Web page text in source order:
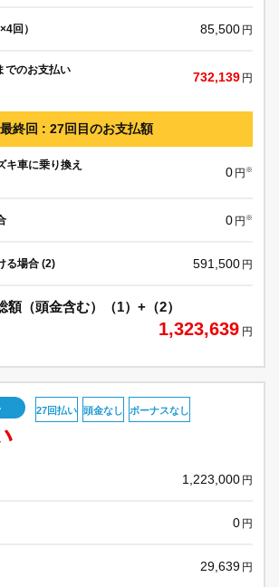
回） 85,500 円
でのお支払い
732,139 円
最終回 : 27回目のお支払額
キ車に乗り換え
0 円 ※
0 円 ※
る場合 (2) 591,500 円
額（頭金含む）（1）+（2）
1,323,639 円
27回払い 頭金なし ボーナスなし
1,223,000 円
0 円
29,639 円